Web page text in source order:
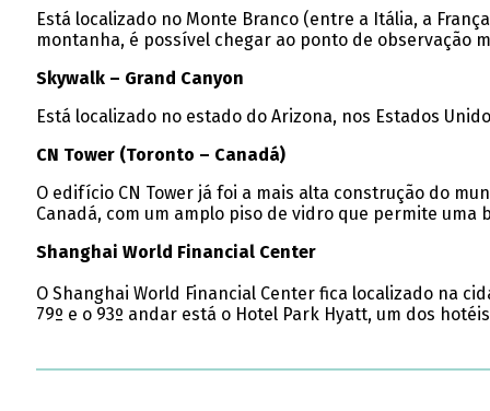
Está localizado no Monte Branco (entre a Itália, a
montanha, é possível chegar ao ponto de observação
Skywalk – Grand Canyon
Está localizado no estado do Arizona, nos Estados
CN Tower (Toronto – Canadá)
O edifício CN Tower já foi a mais alta construção do
Canadá, com um amplo piso de vidro que permite uma
Shanghai World Financial Center
O Shanghai World Financial Center fica localizado na
79º e o 93º andar está o Hotel Park Hyatt, um dos